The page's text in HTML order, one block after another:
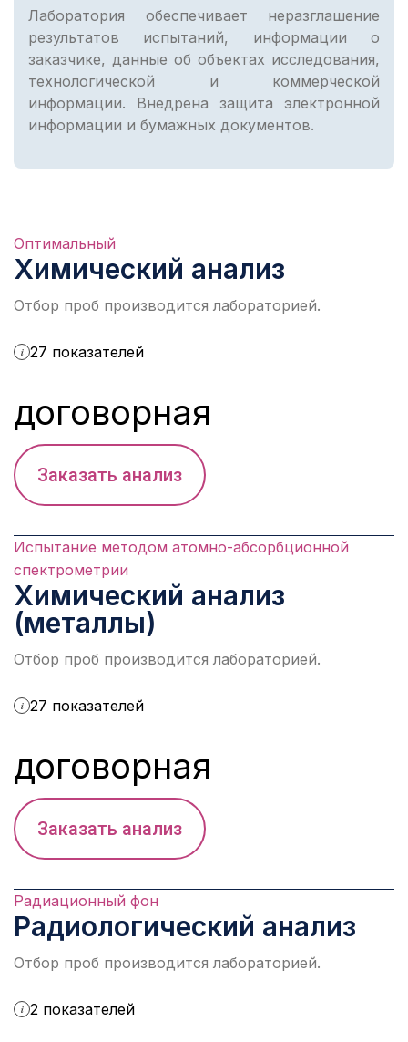
Лаборатория обеспечивает неразглашение
результатов испытаний, информации о
заказчике, данные об объектах исследования,
технологической и коммерческой
информации. Внедрена защита электронной
информации и бумажных документов.
Оптимальный
Химический анализ
Отбор проб производится лабораторией.
27 показателей
i
договорная
Заказать анализ
Испытание методом атомно-абсорбционной
спектрометрии
Химический анализ
(металлы)
Отбор проб производится лабораторией.
27 показателей
i
договорная
Заказать анализ
Радиационный фон
Радиологический анализ
Отбор проб производится лабораторией.
2 показателей
i